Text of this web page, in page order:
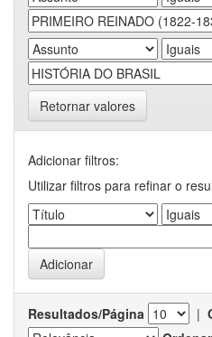
Retornar valores
Adicionar filtros:
Utilizar filtros para refinar o
Resultados/Página |